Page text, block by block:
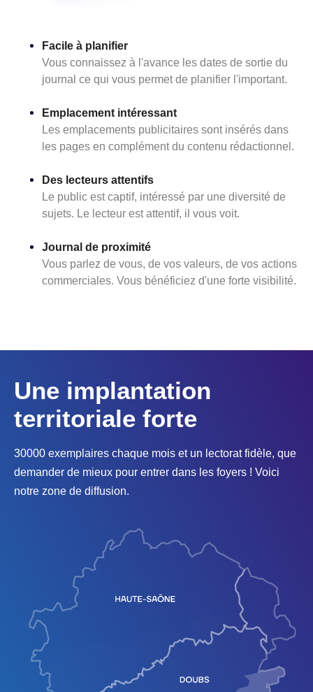
Facile à planifier
Vous connaissez à l'avance les dates de sortie du
journal ce qui vous permet de planifier l'important.
Emplacement intéressant
Les emplacements publicitaires sont insérés dans
les pages en complément du contenu rédactionnel.
Des lecteurs attentifs
Le public est captif, intéressé par une diversité de
sujets. Le lecteur est attentif, il vous voit.
Journal de proximité
Vous parlez de vous, de vos valeurs, de vos actions
commerciales. Vous bénéficiez d'une forte visibilité.
Une implantation
territoriale forte
30000 exemplaires chaque mois et un lectorat fidèle, que
demander de mieux pour entrer dans les foyers ! Voici
notre zone de diffusion.